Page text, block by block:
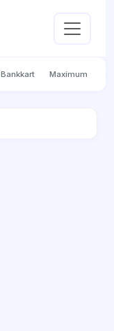
Bankkart Maximum